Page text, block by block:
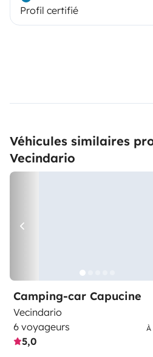
Profil certifié
Véhicules similaires
Vecindario
Camping-car Capucine
Vecindario
6 voyageurs
5,0
À